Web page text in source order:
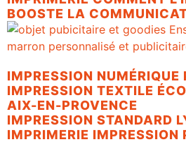
BOOSTE LA
IMPRESSION NUMÉRIQUE
IMPRESSION TEXTILE
AIX-EN-PROVENCE
IMPRESSION STANDARD
IMPRIMERIE IMPRESSION